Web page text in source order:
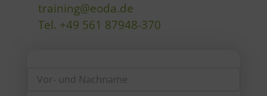
training@eoda.de
Tel. +49 561 87948-370